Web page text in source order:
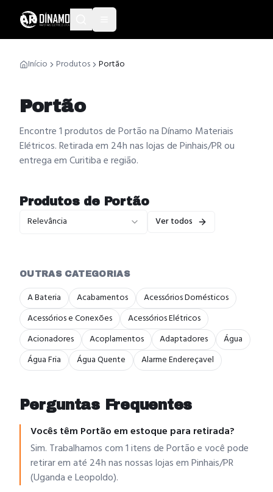
Início Produtos Portão
Portão
Encontre 1 produtos de Portão na Dínamo Materiais
Elétricos. Retirada em 24h nas lojas de Pinhais/PR ou
entrega em Curitiba e região.
Produtos de Portão
Relevância Ver todos
OUTRAS CATEGORIAS
A Bateria Acabamentos
Acessórios Domésticos
Acessórios e Conexões
Acessórios Elétricos
Acionadores
Acoplamentos Adaptadores
Água
Água Fria
Água Quente Alarme Endereçavel
Perguntas Frequentes
Vocês têm Portão em estoque para retirada?
Sim. Trabalhamos com 1 itens de Portão e você pode
retirar em até 24h nas nossas lojas em Pinhais/PR
(Uganda e Leopoldo).